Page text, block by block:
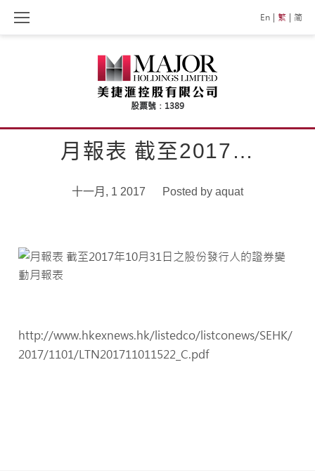
Skip
En 繁 简
月報表 截至2017…
十一月, 1 2017 Posted by aquat
http://www.hkexnews.hk/listedco/listconews/SEHK/
2017/1101/LTN201711011522_C.pdf